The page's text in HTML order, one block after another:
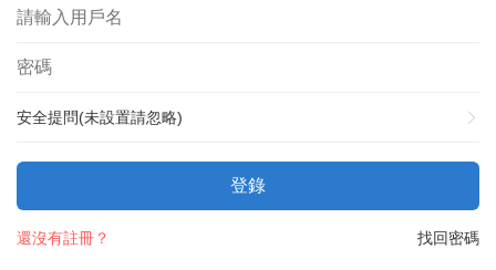
安全提問(未設置請忽略)
登錄
找回密碼
還沒有註冊？